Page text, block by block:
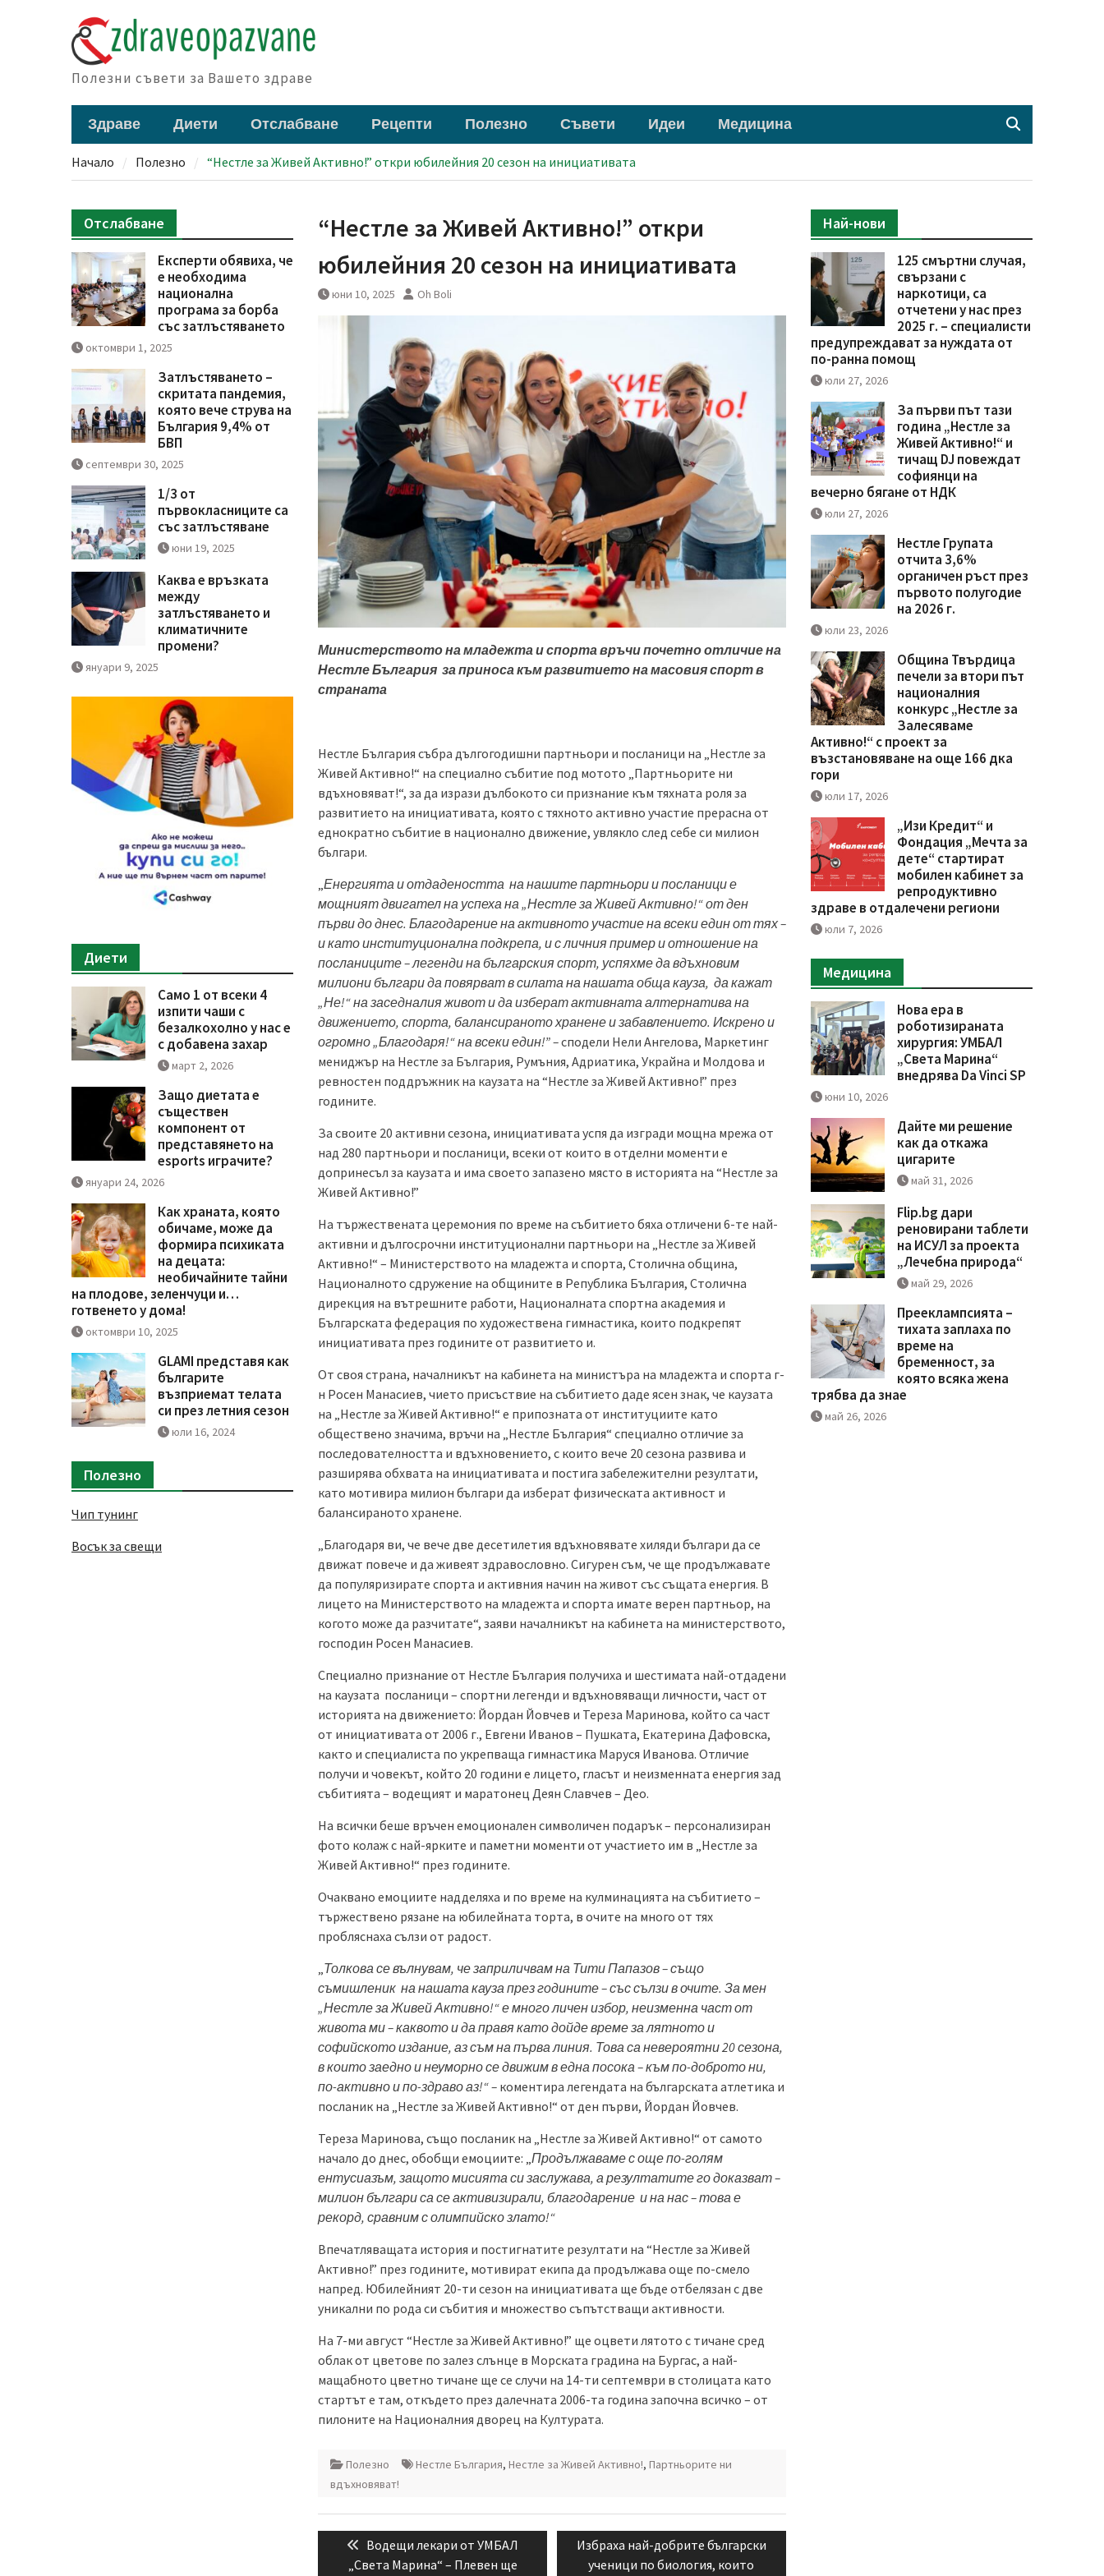
Полезни съвети за Вашето здраве
Здраве Диети Отслабване Рецепти Полезно Съвети Идеи Медицина
Начало Полезно “Нестле за Живей Aктивно!” откри юбилейния 20 сезон на инициативата
“Нестле за Живей Aктивно!” откри
юбилейния 20 сезон на инициативата
юни 10, 2025 Oh Boli
Министерството на младежта и спорта връчи почетно отличие на
Нестле България за приноса към развитието на масовия спорт в
страната
Нестле България събра дългогодишни партньори и посланици на „Нестле за
Живей Активно!“ на специално събитие под мотото „Партньорите ни
вдъхновяват!“, за да изрази дълбокото си признание към тяхната роля за
развитието на инициативата, която с тяхното активно участие прерасна от
еднократно събитие в национално движение, увлякло след себе си милион
българи.
Енергията и отдадеността на нашите партньори и посланици е
мощният двигател на успеха на „Нестле за Живей Активно!“ от ден
първи до днес. Благодарение на активното участие на всеки един от тях –
и като институционална подкрепа, и с личния пример и отношение на
посланиците – легенди на българския спорт, успяхме да вдъхновим
милионибългари да повярват в силата на нашата обща кауза, да кажат
„Не!“ на заседналия живот и да изберат активната алтернатива на
движението, спорта, балансираното хранене и забавлението. Искрено и
огромно „Благодаря!“ на всеки един!” –сподели Нели Ангелова, Маркетинг
мениджър на Нестле за България, Румъния, Адриатика, Украйна и Молдова и
ревностен поддръжник на каузата на “Нестле за Живей Активно!” през
годините.
За своите 20 активни сезона, инициативата успя да изгради мощна мрежа от
над 280 партньори и посланици, всеки от които в отделни моменти е
допринесъл за каузата и има своето запазено място в историята на “Нестле за
Живей Активно!”
На тържествената церемония по време на събитието бяха отличени 6-те най-
активни и дългосрочни институционални партньори на „Нестле за Живей
Активно!“ – Министерството на младежта и спорта, Столична община,
Националното сдружение на общините в Република България, Столична
дирекция на вътрешните работи, Националната спортна академия и
Българската федерация по художествена гимнастика, които подкрепят
инициативата през годините от развитието и.
От своя страна, началникът на кабинета на министъра на младежта и спорта г-
н Росен Манасиев, чието присъствие на събитието даде ясен знак, че каузата
на „Нестле за Живей Активно!“ е припозната от институциите като
обществено значима, връчи на „Нестле България“ специално отличие за
последователността и вдъхновението, с които вече 20 сезона развива и
разширява обхвата на инициативата и постига забележителни резултати,
като мотивира милион българи да изберат физическата активност и
балансираното хранене.
„Благодаря ви, че вече две десетилетия вдъхновявате хиляди българи да се
движат повече и да живеят здравословно. Сигурен съм, че ще продължавате
да популяризирате спорта и активния начин на живот със същата енергия. В
лицето на Министерството на младежта и спорта имате верен партньор, на
когото може да разчитате“, заяви началникът на кабинета на министерството,
господин Росен Манасиев.
Специално признание от Нестле България получиха и шестимата най-отдадени
на каузата посланици – спортни легенди и вдъхновяващи личности, част от
историята на движението: Йордан Йовчев и Тереза Маринова, който са част
от инициативата от 2006 г., Евгени Иванов – Пушката, Екатерина Дафовска,
както и специалиста по укрепваща гимнастика Маруся Иванова. Отличие
получи и човекът, който 20 години е лицето, гласът и неизменната енергия зад
събитията – водещият и маратонец Деян Славчев – Део.
На всички беше връчен емоционален символичен подарък – персонализиран
фото колаж с най-ярките и паметни моменти от участието им в „Нестле за
Живей Активно!“ през годините.
Очаквано емоциите надделяха и по време на кулминацията на събитието –
тържествено рязане на юбилейната торта, в очите на много от тях
пробляснаха сълзи от радост.
Толкова се вълнувам, че заприличвам на Тити Папазов – също
съмишленик на нашата кауза през годините – със сълзи в очите. За мен
„Нестле за Живей Активно!“ е много личен избор, неизменна част от
живота ми – каквото и да правя като дойде време за лятното и
софийското издание, аз съм на първа линия. Това са невероятни 20 сезона,
в които заедно и неуморно се движим в една посока – към по-доброто ни,
по-активно и по-здраво аз!“ – коментира легендата на българската атлетика и
посланик на „Нестле за Живей Активно!“ от ден първи, Йордан Йовчев.
Тереза Маринова, също посланик на „Нестле за Живей Активно!“ от самото
начало до днес, обобщи емоциите: „ Продължаваме с още по-голям
ентусиазъм, защото мисията си заслужава, а резултатите го доказват –
милион българи са се активизирали, благодарение и на нас – това е
рекорд, сравним с олимпийско злато!“
Впечатляващата история и постигнатите резултати на “Нестле за Живей
Активно!” през годините, мотивират екипа да продължава още по-смело
напред. Юбилейният 20-ти сезон на инициативата ще бъде отбелязан с две
уникални по рода си събития и множество съпътстващи активности.
На 7-ми август “Нестле за Живей Активно!” ще оцвети лятото с тичане сред
облак от цветове по залез слънце в Морската градина на Бургас, а най-
мащабното цветно тичане ще се случи на 14-ти септември в столицата като
стартът е там, откъдето през далечната 2006-та година започна всичко – от
пилоните на Националния дворец на Културата.
Полезно Нестле България, Нестле за Живей Aктивно!, Партньорите ни
вдъхновяват!
Навигация
Previous
post:
Водещи лекари от УМБАЛ
„Света Марина“ – Плевен ще
Next
post:
Избраха най-добрите български
ученици по биология, които
Най-нови
125 смъртни случая,
свързани с
наркотици, са
отчетени у нас през
2025 г. – специалисти
предупреждават за нуждата от
по-ранна помощ
юли 27, 2026
За първи път тази
година „Нестле за
Живей Активно!“ и
тичащ DJ повеждат
софиянци на
вечерно бягане от НДК
юли 27, 2026
Нестле Групата
отчита 3,6%
органичен ръст през
първото полугодие
на 2026 г.
юли 23, 2026
Община Твърдица
печели за втори път
националния
конкурс „Нестле за
Залесяваме
Активно!“ с проект за
възстановяване на още 166 дка
гори
юли 17, 2026
„Изи Кредит“ и
Фондация „Мечта за
дете“ стартират
мобилен кабинет за
репродуктивно
здраве в отдалечени региони
юли 7, 2026
Медицина
Нова ера в
роботизираната
хирургия: УМБАЛ
„Света Марина“
внедрява Da Vinci SP
юни 10, 2026
Дайте ми решение
как да откажа
цигарите
май 31, 2026
Flip.bg дари
реновирани таблети
на ИСУЛ за проекта
„Лечебна природа“
май 29, 2026
Прееклампсията –
тихата заплаха по
време на
бременност, за
която всяка жена
трябва да знае
май 26, 2026
Отслабване
Експерти обявиха, че
е необходима
национална
програма за борба
със затлъстяването
октомври 1, 2025
Затлъстяването –
скритата пандемия,
която вече струва на
България 9,4% от
БВП
септември 30, 2025
1/3 от
първокласниците са
със затлъстяване
юни 19, 2025
Каква е връзката
между
затлъстяването и
климатичните
промени?
януари 9, 2025
Диети
Само 1 от всеки 4
изпити чаши с
безалкохолно у нас е
с добавена захар
март 2, 2026
Защо диетата е
съществен
компонент от
представянето на
esports играчите?
януари 24, 2026
Как храната, която
обичаме, може да
формира психиката
на децата:
необичайните тайни
на плодове, зеленчуци и…
готвенето у дома!
октомври 10, 2025
GLAMI представя как
българите
възприемат телата
си през летния сезон
юли 16, 2024
Полезно
Чип тунинг
Восък за свещи